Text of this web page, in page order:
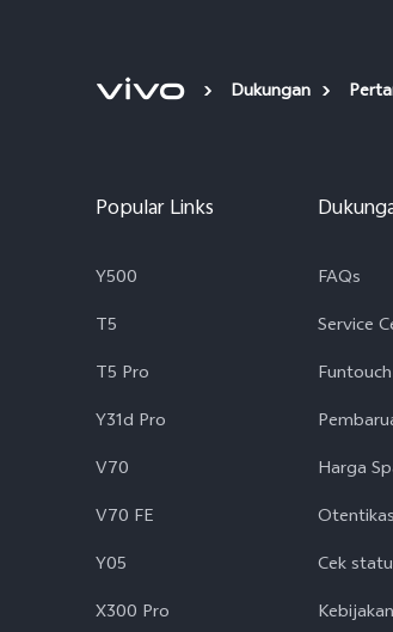
Dukungan
Popular Links
Y500
T5
T5 Pro
Y31d Pro
V70
V70 FE
Y05
X300 Pro
FAQs
Service
Harga
Cek